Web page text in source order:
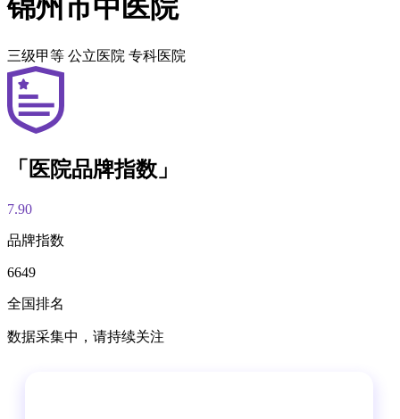
锦州市中医院
三级甲等 公立医院 专科医院
「医院品牌指数」
7.90
品牌指数
6649
全国排名
数据采集中，请持续关注